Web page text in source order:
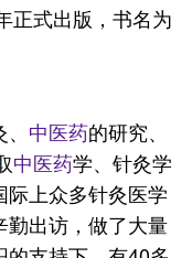
正式出版，书名为
中医药的研究、
中医药学、针灸学
上众多针灸医学
勤出访，做了大量